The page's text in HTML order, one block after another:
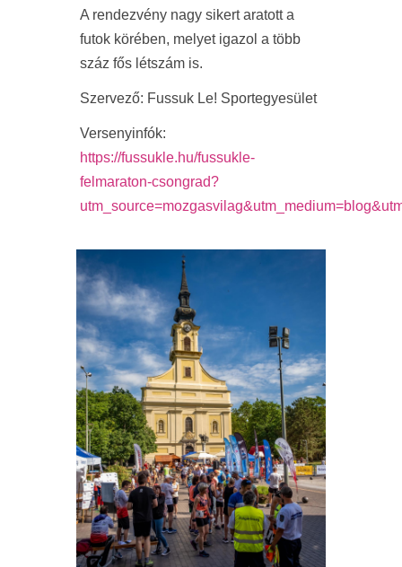
A rendezvény nagy sikert aratott a
futok körében, melyet igazol a több
száz fős létszám is.
Szervező: Fussuk Le! Sportegyesület
Versenyinfók:
https://fussukle.hu/fussukle-
felmaraton-csongrad?